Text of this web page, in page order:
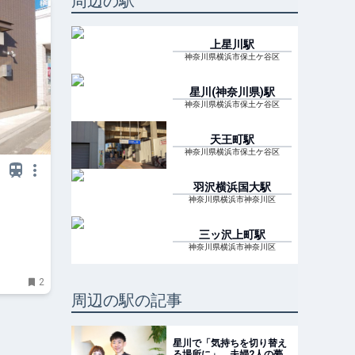
2
上星川駅
神奈川県横浜市保土ケ谷区
星川(神奈川県)駅
神奈川県横浜市保土ケ谷区
天王町駅
神奈川県横浜市保土ケ谷区
羽沢横浜国大駅
神奈川県横浜市神奈川区
三ッ沢上町駅
神奈川県横浜市神奈川区
周辺の駅の記事
星川で「気持ちを切り替え